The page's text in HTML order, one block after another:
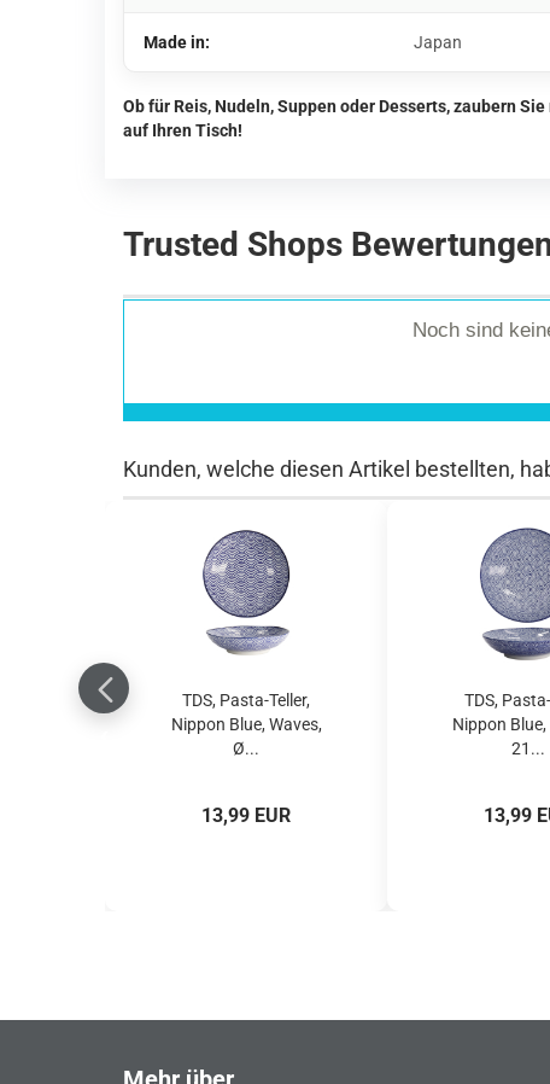
Made in: Japan
Ob für Reis, Nudeln, Suppen oder Desserts, zaubern
auf Ihren Tisch!
Trusted Shops
Noch sind
Kunden, welche diesen Artikel bestellten,
TDS, Pasta-Teller,
Nippon Blue, Waves,
Ø...
13,99 EUR
TDS,
Nippon
21...
13,99